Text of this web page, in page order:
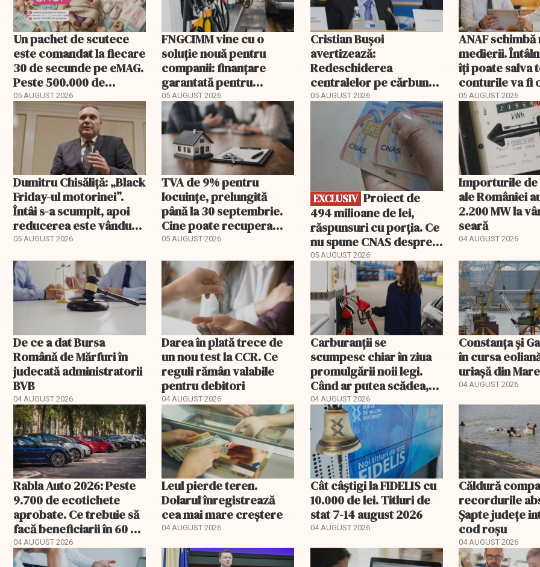
Un pachet de scutece
este comandat la fiecare
30 de secunde pe eMAG.
Peste 500.000 de
comenzi pentru
bebeluși au fost cu
livrare a doua
05 AUGUST 2026
FNGCIMM vine cu o
soluție nouă pentru
companii: finanțare
garantată pentru
carburant și transport
05 AUGUST 2026
Cristian Bușoi
avertizează:
Redeschiderea
centralelor pe cărbune
poate costa România
peste un miliard de euro
05 AUGUST 2026
ANAF
medierii.
îți poate salva
conturile va fi
05 AUGUST 2026
Dumitru Chisăliță: „Black
Friday-ul motorinei”.
Întâi s-a scumpit, apoi
reducerea este vândută
drept ajutor
05 AUGUST 2026
TVA de 9% pentru
locuințe, prelungită
până la 30 septembrie.
Cine poate recupera
diferența de taxă
05 AUGUST 2026
EXCLUSIV
EXCLUSIV
494 milioane de lei,
răspunsuri cu porția. Ce
nu spune CNAS despre
noul PIAS
05 AUGUST 2026
Importurile
ale României
2.200 MW la
seară
04 AUGUST 2026
De ce a dat Bursa
Română de Mărfuri în
judecată administratorii
BVB
04 AUGUST 2026
Darea în plată trece de
un nou test la CCR. Ce
reguli rămân valabile
pentru debitori
04 AUGUST 2026
Carburanții se
scumpesc chiar în ziua
promulgării noii legi.
Când ar putea scădea,
de fapt, prețul
motorinei
04 AUGUST 2026
Constanța și
în cursa
uriașă din
04 AUGUST 2026
Rabla Auto 2026: Peste
9.700 de ecotichete
aprobate. Ce trebuie să
facă beneficiarii în 60 de
zile
04 AUGUST 2026
Leul pierde teren.
Dolarul înregistrează
cea mai mare creștere
04 AUGUST 2026
Cât câștigi la FIDELIS cu
10.000 de lei. Titluri de
stat 7-14 august 2026
04 AUGUST 2026
Căldură
recordurile
Șapte județe
cod roșu
04 AUGUST 2026